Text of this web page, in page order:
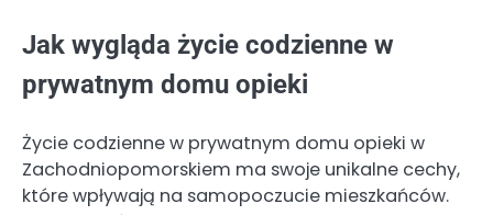
Jak wygląda życie codzienne w
prywatnym domu opieki
Życie codzienne w prywatnym domu opieki w
Zachodniopomorskiem ma swoje unikalne cechy,
które wpływają na samopoczucie mieszkańców.